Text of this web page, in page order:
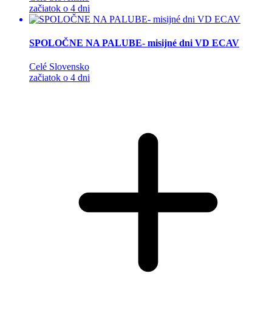
začiatok o 4 dni
SPOLOČNE NA PALUBE- misijné dni VD ECAV
Celé Slovensko
začiatok o 4 dni